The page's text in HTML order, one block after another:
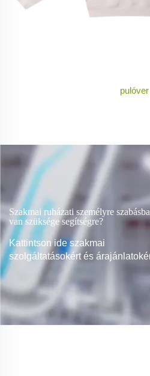
pulóver
Szakmai ruházati személyre
van szüksége segítségre?
Kattintson ide szakmai
szolgáltatásokért és